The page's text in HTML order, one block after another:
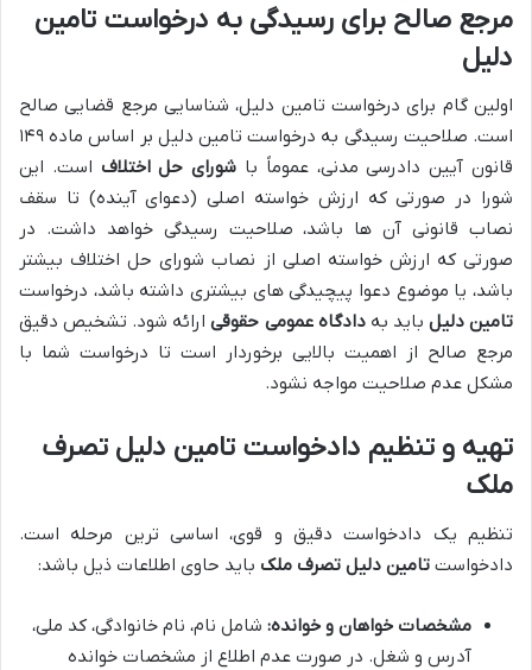
مرجع صالح برای رسیدگی به درخواست تامین
دلیل
اولین گام برای درخواست تامین دلیل، شناسایی مرجع قضایی صالح
است. صلاحیت رسیدگی به درخواست تامین دلیل بر اساس ماده ۱۴۹
قانون آیین دادرسی مدنی، عموماً با شورای حل اختلاف است. این
شورا در صورتی که ارزش خواسته اصلی (دعوای آینده) تا سقف
نصاب قانونی آن ها باشد، صلاحیت رسیدگی خواهد داشت. در
صورتی که ارزش خواسته اصلی از نصاب شورای حل اختلاف بیشتر
باشد، یا موضوع دعوا پیچیدگی های بیشتری داشته باشد، درخواست
تامین دلیل باید بهدادگاه عمومی حقوقیارائه شود. تشخیص دقیق
مرجع صالح از اهمیت بالایی برخوردار است تا درخواست شما با
مشکل عدم صلاحیت مواجه نشود.
تهیه و تنظیم دادخواست تامین دلیل تصرف
ملک
تنظیم یک دادخواست دقیق و قوی، اساسی ترین مرحله است.
دادخواست تامین دلیل تصرف ملک باید حاوی اطلاعات ذیل باشد:
مشخصات خواهان و خوانده: شامل نام، نام خانوادگی، کد ملی،
آدرس و شغل. در صورت عدم اطلاع از مشخصات خوانده